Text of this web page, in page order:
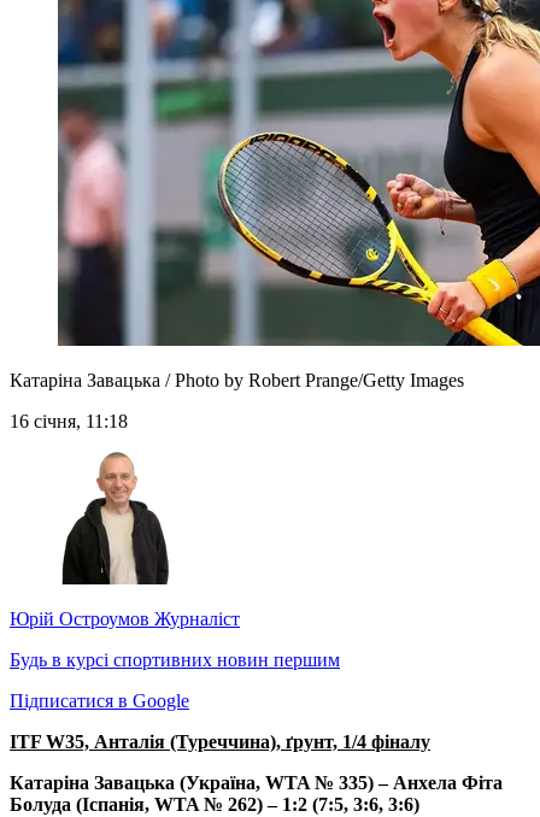
Катаріна Завацька / Photo by Robert Prange/Getty Images
16 січня, 11:18
Юрій Остроумов Журналіст
Будь в курсі спортивних новин першим
Підписатися в Google
ITF W35, Анталія (Туреччина), ґрунт, 1/4 фіналу
Катаріна Завацька (Україна, WTA № 335) – Анхела Фіта
Болуда (Іспанія, WTA № 262) – 1:2 (7:5, 3:6, 3:6)